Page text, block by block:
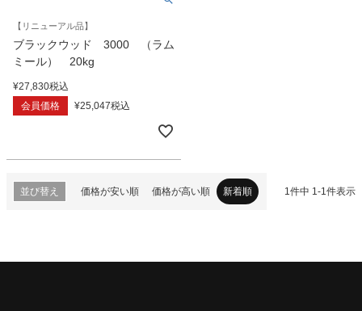
【リニューアル品】
ブラックウッド 3000 （ラム
ミール） 20kg
¥27,830税込
会員価格
¥25,047税込
並び替え 価格が安い順 価格が高い順 新着順 1件中 1-1件表示